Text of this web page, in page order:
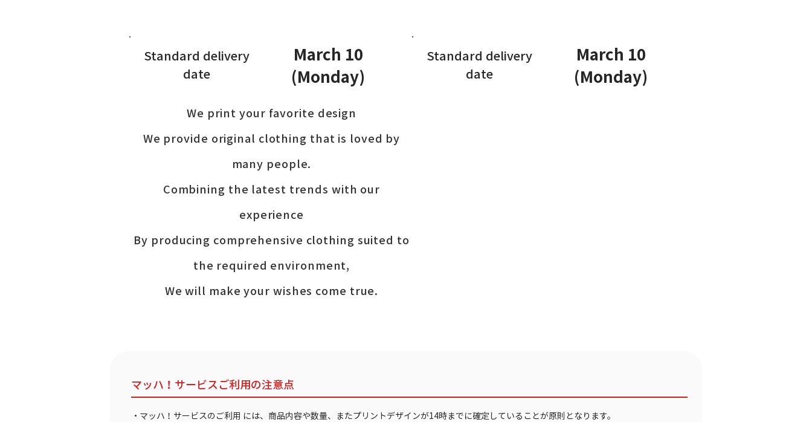
Standard delivery
date
March 10
(Monday)
We print your favorite design
We provide original clothing that is loved by
many people.
Combining the latest trends with our
experience
By producing comprehensive clothing suited to
the required environment,
We will make your wishes come true.
Standard delivery
date
March 10
(Monday)
マッハ！サービスご利用の注意点
・マッハ！サービスのご利用 には、商品内容や数量、またプリントデザインが14時までに確定していることが原則となります。